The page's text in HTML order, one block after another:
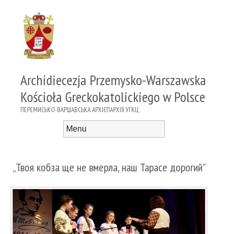
Archidiecezja Przemysko-Warszawska
Kościoła Greckokatolickiego w Polsce
ПЕРЕМИСЬКО-ВАРШАВСЬКА АРХІЄПАРХІЯ УГКЦ
„Твоя кобза ще не вмерла, наш Тарасе дорогий”